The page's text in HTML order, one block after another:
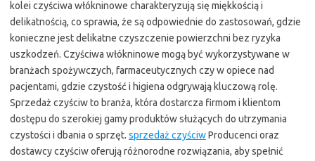
kolei czyściwa włókninowe charakteryzują się miękkością i
delikatnością, co sprawia, że są odpowiednie do zastosowań, gdzie
konieczne jest delikatne czyszczenie powierzchni bez ryzyka
uszkodzeń. Czyściwa włókninowe mogą być wykorzystywane w
branżach spożywczych, farmaceutycznych czy w opiece nad
pacjentami, gdzie czystość i higiena odgrywają kluczową rolę.
Sprzedaż czyściw to branża, która dostarcza firmom i klientom
dostępu do szerokiej gamy produktów służących do utrzymania
czystości i dbania o sprzęt. sprzedaż czyściwProducenci oraz
dostawcy czyściw oferują różnorodne rozwiązania, aby spełnić